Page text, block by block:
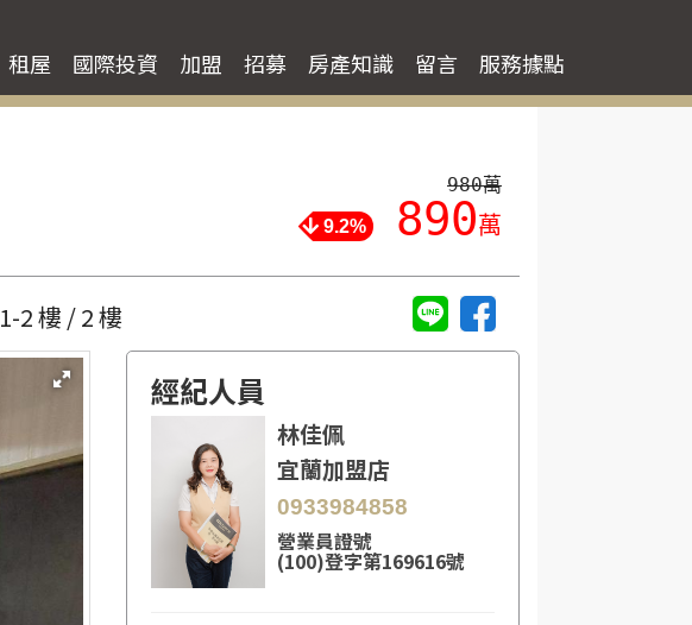
租屋 國際投資 加盟 招募 房產知識 留言 服務據點
980萬
9.2% 890萬
1-2 樓 / 2 樓
經紀人員
林佳佩
宜蘭加盟店
0933984858
營業員證號
(100)登字第169616號